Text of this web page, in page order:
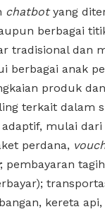
chatbotyang
berbagai
tradisional dan
berbagai anak
produk
terkait dalam
adaptif, mulai
perdana,
; pembayaran
kereta api,